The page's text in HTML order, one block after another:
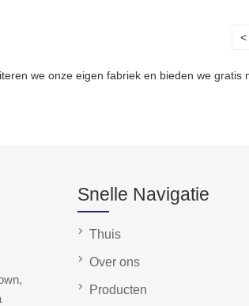
<
we onze eigen fabriek en bieden we
Snelle Navigatie
Thuis
Over ons
Producten